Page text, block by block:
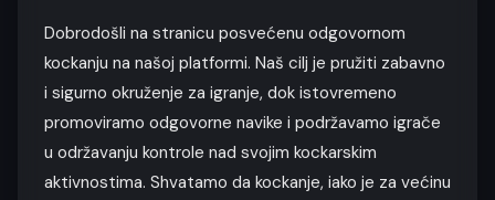
Dobrodošli na stranicu posvećenu odgovornom
kockanju na našoj platformi. Naš cilj je pružiti zabavno
i sigurno okruženje za igranje, dok istovremeno
promoviramo odgovorne navike i podržavamo igrače
u održavanju kontrole nad svojim kockarskim
aktivnostima. Shvatamo da kockanje, iako je za većinu